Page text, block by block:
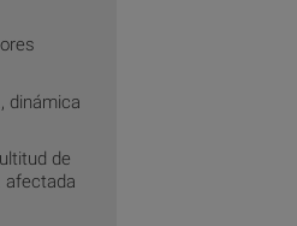
dinámica
de
afectada